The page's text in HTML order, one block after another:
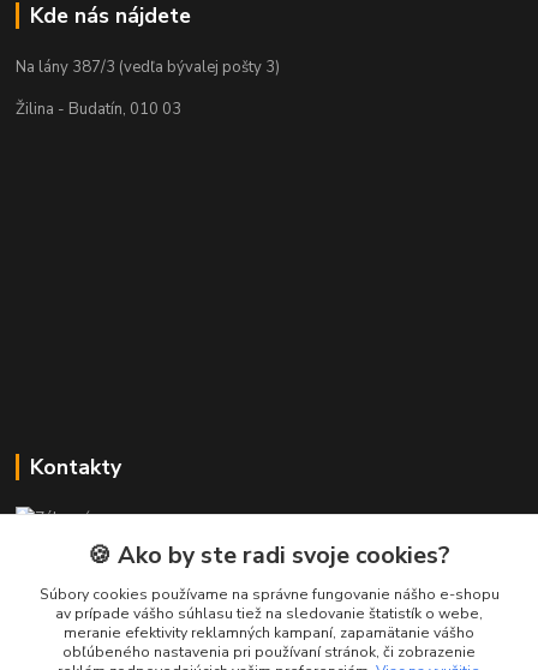
Kde nás nájdete
Na lány 387/3 (vedľa bývalej pošty 3)
Žilina - Budatín, 010 03
Kontakty
+421 911 010 560
Po-Pia, 13-17 hod.
info@presmartfon.sk
🍪 Ako by ste radi svoje cookies?
Súbory cookies používame na správne fungovanie nášho e-shopu
av prípade vášho súhlasu tiež na sledovanie štatistík o webe,
meranie efektivity reklamných kampaní, zapamätanie vášho
obľúbeného nastavenia pri používaní stránok, či zobrazenie